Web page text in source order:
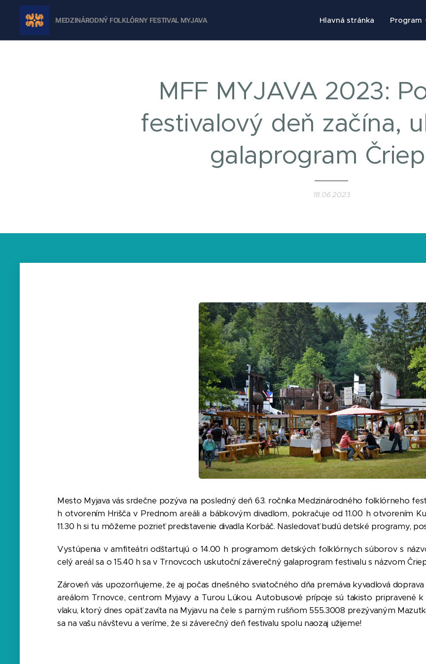
MEDZINÁRODNÝ FOLKLÓRNY FESTIVAL MYJAVA Hlavná stránka Program
MFF MYJAVA 2023:
festivalový deň začína,
galaprogram
18.06.2023
Mesto Myjava vás srdečne pozýva na posledný deň 63. ročníka Medzinárodného folklórneho
h otvorením Hrišča v Prednom areáli a bábkovým divadlom, pokračuje od 11.00 h otvorením
11.30 h si tu môžeme pozrieť predstavenie divadla Korbáč. Nasledovať budú detské programy,
Vystúpenia v amfiteátri odštartujú o 14.00 h programom detských folklórnych súborov s
celý areál sa o 15.40 h sa v Trnovcoch uskutoční záverečný galaprogram festivalu s názvom
Zároveň vás upozorňujeme, že aj počas dnešného sviatočného dňa premáva kyvadlová
areálom Trnovce, centrom Myjavy a Turou Lúkou. Autobusové prípoje sú takisto pripravené
vlaku, ktorý dnes opäť zavíta na Myjavu na čele s parným rušňom 555.3008 prezývaným
sa na vašu návštevu a veríme, že si záverečný deň festivalu spolu naozaj užijeme!